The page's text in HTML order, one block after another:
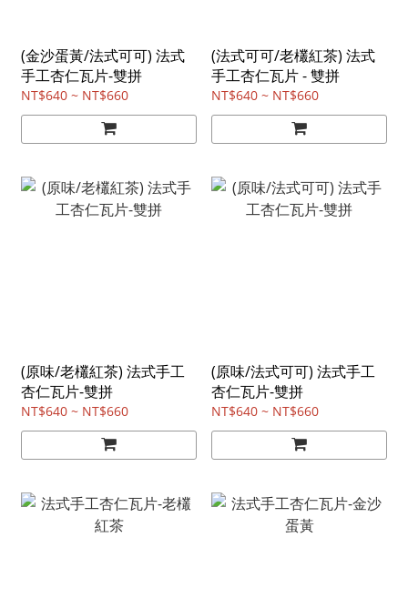
(金沙蛋黃/法式可可) 法式
手工杏仁瓦片-雙拼
NT$640 ~ NT$660
(法式可可/老欉紅茶) 法式
手工杏仁瓦片 - 雙拼
NT$640 ~ NT$660
(原味/老欉紅茶) 法式手工
杏仁瓦片-雙拼
NT$640 ~ NT$660
(原味/法式可可) 法式手工
杏仁瓦片-雙拼
NT$640 ~ NT$660